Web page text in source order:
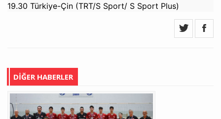
19.30 Türkiye-Çin (TRT/S Sport/ S Sport Plus)
DİĞER HABERLER